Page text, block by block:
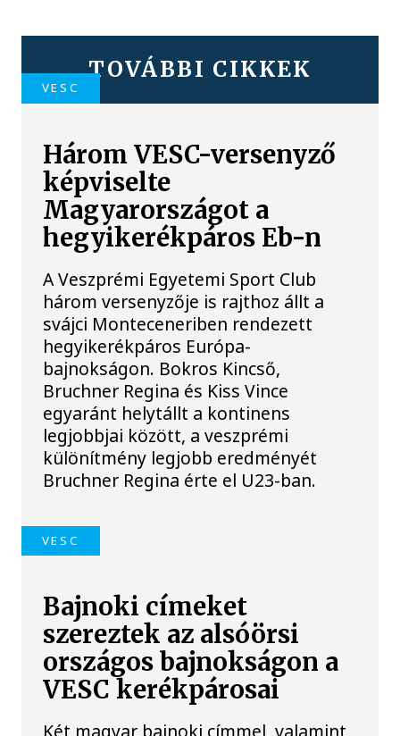
TOVÁBBI CIKKEK
VESC
Három VESC-versenyző
képviselte
Magyarországot a
hegyikerékpáros Eb-n
A Veszprémi Egyetemi Sport Club
három versenyzője is rajthoz állt a
svájci Monteceneriben rendezett
hegyikerékpáros Európa-
bajnokságon. Bokros Kincső,
Bruchner Regina és Kiss Vince
egyaránt helytállt a kontinens
legjobbjai között, a veszprémi
különítmény legjobb eredményét
Bruchner Regina érte el U23-ban.
VESC
Bajnoki címeket
szereztek az alsóörsi
országos bajnokságon a
VESC kerékpárosai